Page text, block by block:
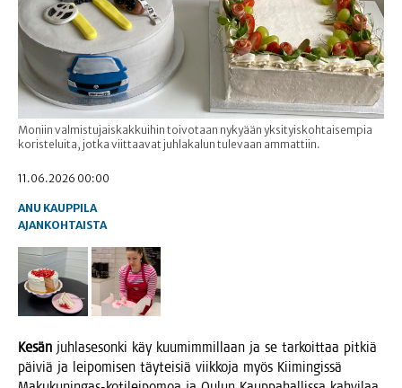
Moniin valmistujaiskakkuihin toivotaan nykyään yksityiskohtaisempia
koristeluita, jotka viittaavat juhlakalun tulevaan ammattiin.
11.06.2026 00:00
ANU KAUPPILA
AJANKOHTAISTA
Kesän juh­la­se­son­ki käy kuu­mim­mil­laan ja se tar­koit­taa pit­kiä
päi­viä ja lei­po­mi­sen täy­tei­siä viik­ko­ja myös Kii­min­gis­sä